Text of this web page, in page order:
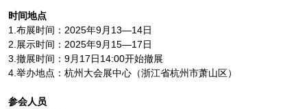
时间地点
1.布展时间：2025年9月13—14日
2.展示时间：2025年9月15—17日
3.撤展时间：9月17日14:00开始撤展
4.举办地点：杭州大会展中心（浙江省杭州市萧山区）
参会人员